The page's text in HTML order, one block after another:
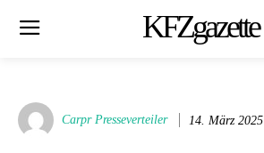
KFZgazette
Carpr Presseverteiler 14. März 2025